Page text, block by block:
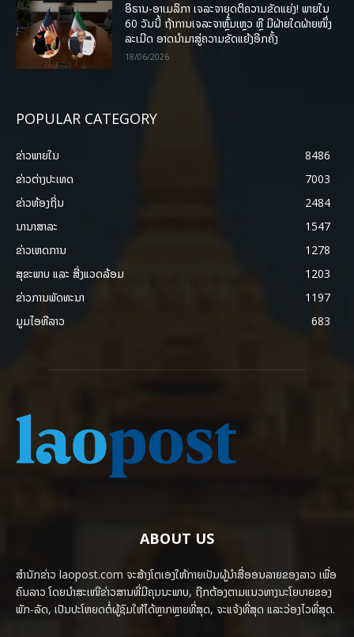
ອີຣານ-ອາເມລິກາ ເຈລະຈາຍຸດຕິຄວາມຂັດແຍ່ງ! ພາຍໃນ
60 ວັນນີ້ ຖ້າການເຈລະຈາຫຼົ້ມເຫຼວ ຫຼື ມີຝ່າຍໃດຝ່າຍໜຶ່ງ
ລະເມີດ ອາດນໍາມາສູ່ຄວາມຂັດແຍ້ງອີກຄັ້ງ
18/06/2026
POPULAR CATEGORY
ຂ່າວພາຍ​ໃນ
8486
ຂ່າວຕ່າງປະເທດ
7003
ຂ່າວທ້ອງຖິ່ນ
2484
ນານາສາລະ
1547
ຂ່າວເຫດການ
1278
ສຸຂະພາບ ແລະ ສີ່ງແວດລ້ອມ
1203
ຂ່າວການພັດທະນາ
1197
ມູມໄອທີລາວ
683
ABOUT US
ສຳນັກຂ່າວ laopost.com ຈະສ້າງໂຕເອງໃຫ້ກາຍເປັນຜູ້ນຳສື່ອອນລາຍຂອງລາວ ເພື່ອ
ຄົນລາວ ໂດຍນຳສະເໜີຂ່າວສານທີ່ມີຄຸນນະພາບ, ຖືກຕ້ອງຕາມແນວທາງນະໂຍບາຍຂອງ
ພັກ-ລັດ, ເປັນປະໂຫຍດຕໍ່ຜູ້ຊົມໃຫ້ໄດ້ຫຼາກຫຼາຍທີ່ສຸດ, ຈະແຈ້ງທີ່ສຸດ ແລະວ່ອງໄວທີ່ສຸດ.